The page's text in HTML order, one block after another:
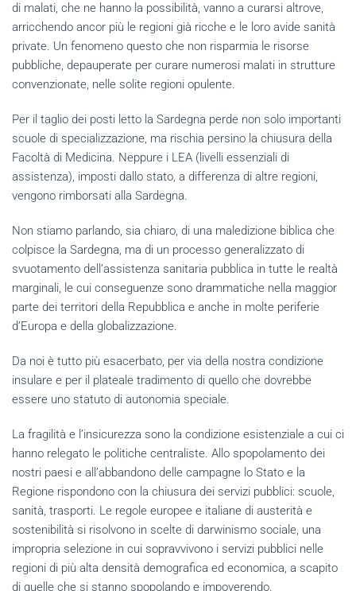
di malati, che ne hanno la possibilità, vanno a curarsi altrove,
arricchendo ancor più le regioni già ricche e le loro avide sanità
private. Un fenomeno questo che non risparmia le risorse
pubbliche, depauperate per curare numerosi malati in strutture
convenzionate, nelle solite regioni opulente.
Per il taglio dei posti letto la Sardegna perde non solo importanti
scuole di specializzazione, ma rischia persino la chiusura della
Facoltà di Medicina. Neppure i LEA (livelli essenziali di
assistenza), imposti dallo stato, a differenza di altre regioni,
vengono rimborsati alla Sardegna.
Non stiamo parlando, sia chiaro, di una maledizione biblica che
colpisce la Sardegna, ma di un processo generalizzato di
svuotamento dell’assistenza sanitaria pubblica in tutte le realtà
marginali, le cui conseguenze sono drammatiche nella maggior
parte dei territori della Repubblica e anche in molte periferie
d’Europa e della globalizzazione.
Da noi è tutto più esacerbato, per via della nostra condizione
insulare e per il plateale tradimento di quello che dovrebbe
essere uno statuto di autonomia speciale.
La fragilità e l’insicurezza sono la condizione esistenziale a cui ci
hanno relegato le politiche centraliste. Allo spopolamento dei
nostri paesi e all’abbandono delle campagne lo Stato e la
Regione rispondono con la chiusura dei servizi pubblici: scuole,
sanità, trasporti. Le regole europee e italiane di austerità e
sostenibilità si risolvono in scelte di darwinismo sociale, una
impropria selezione in cui sopravvivono i servizi pubblici nelle
regioni di più alta densità demografica ed economica, a scapito
di quelle che si stanno spopolando e impoverendo.